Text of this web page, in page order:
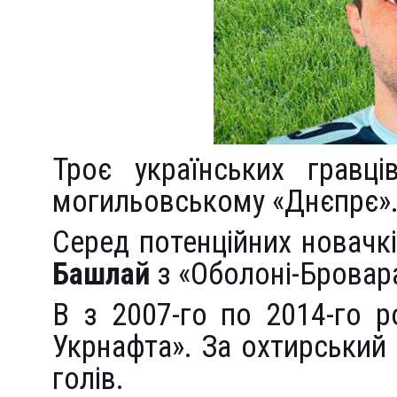
Троє українських
могильовському
Серед потенційних
Башлай з «Оболоні-
В з 2007-го по 2014-го
Укрнафта». За
голів.